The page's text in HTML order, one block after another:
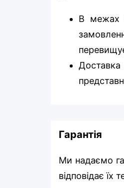
В межах
Доставка
Гарантія
Ми надаємо
відповідає їх